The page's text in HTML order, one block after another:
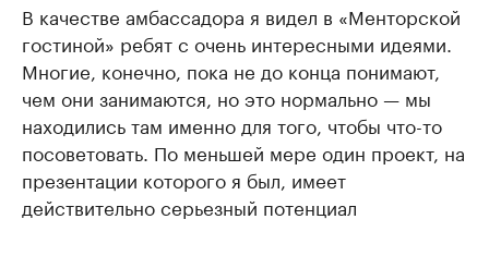
В качестве амбассадора я видел в «Менторской
гостиной» ребят с очень интересными идеями.
Многие, конечно, пока не до конца понимают,
чем они занимаются, но это нормально — мы
находились там именно для того, чтобы что-то
посоветовать. По меньшей мере один проект, на
презентации которого я был, имеет
действительно серьезный потенциал